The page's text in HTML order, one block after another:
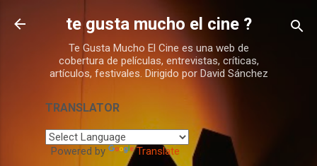
Ir al contenido principal
te gusta mucho el cine ?
Te Gusta Mucho El Cine es una web de
cobertura de películas, entrevistas, críticas,
artículos, festivales. Dirigido por David Sánchez
TRANSLATOR
Powered by Translate